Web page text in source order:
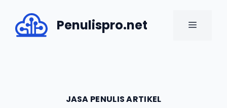
content
Penulispro.net MENU
JASA PENULIS ARTIKEL